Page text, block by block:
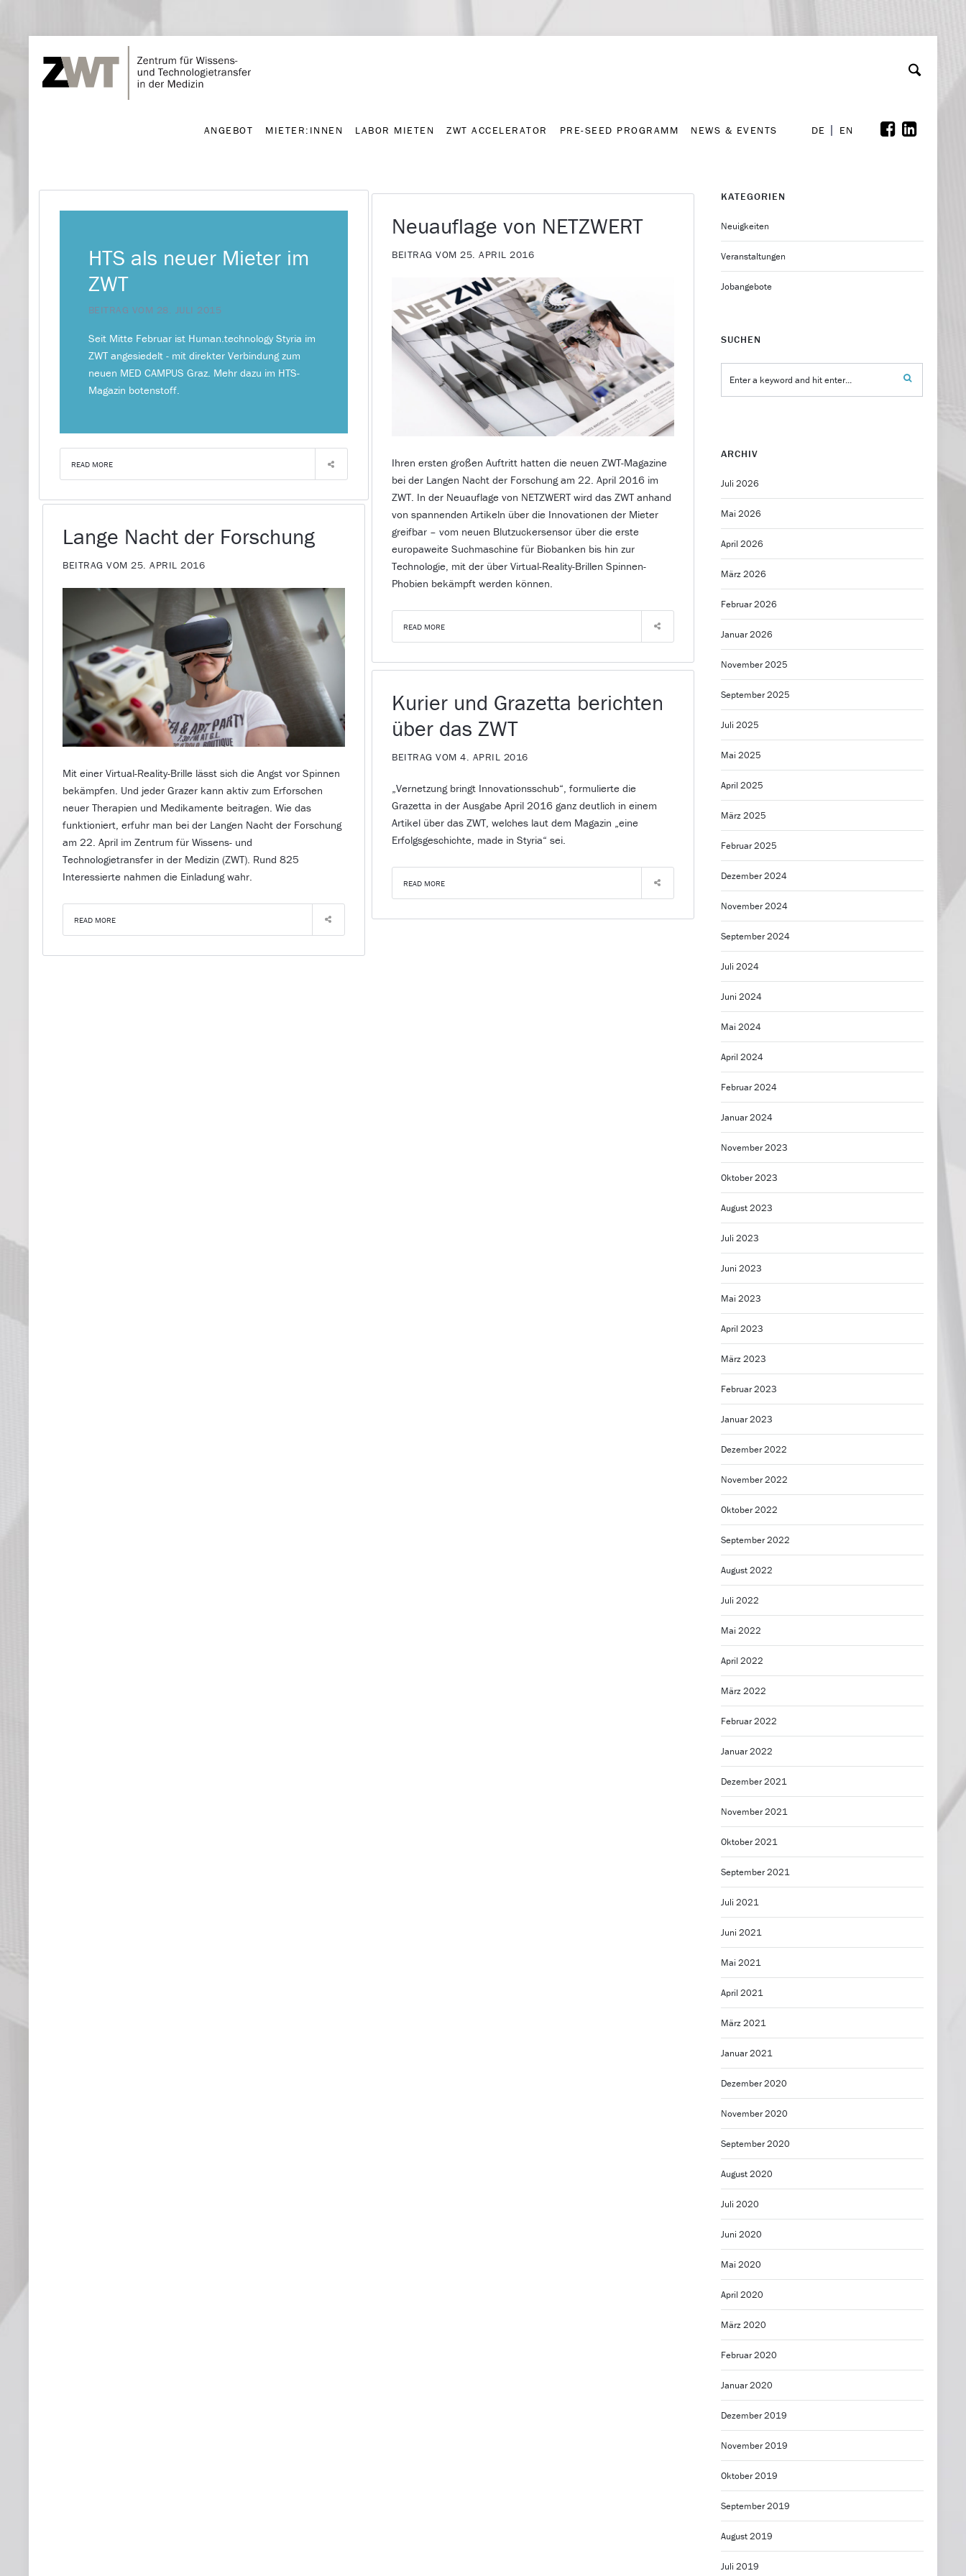
ANGEBOT
ANGEBOT MIETER:INNEN LABOR MIETEN ZWT ACCELERATOR PRE-SEED PROGRAMM NEWS & EVENTS DE EN
HTS als neuer Mieter im
ZWT
BEITRAG VOM 28. JULI 2015
Seit Mitte Februar ist Human.technology Styria im
ZWT angesiedelt - mit direkter Verbindung zum
neuen MED CAMPUS Graz. Mehr dazu im HTS-
Magazin botenstoff.
READ MORE
Neuauflage von NETZWERT
BEITRAG VOM 25. APRIL 2016
Ihren ersten großen Auftritt hatten die neuen ZWT-Magazine
bei der Langen Nacht der Forschung am 22. April 2016 im
ZWT. In der Neuauflage von NETZWERT wird das ZWT anhand
von spannenden Artikeln über die Innovationen der Mieter
greifbar – vom neuen Blutzuckersensor über die erste
europaweite Suchmaschine für Biobanken bis hin zur
Technologie, mit der über Virtual-Reality-Brillen Spinnen-
Phobien bekämpft werden können.
READ MORE
Lange Nacht der Forschung
BEITRAG VOM 25. APRIL 2016
Mit einer Virtual-Reality-Brille lässt sich die Angst vor Spinnen
bekämpfen. Und jeder Grazer kann aktiv zum Erforschen
neuer Therapien und Medikamente beitragen. Wie das
funktioniert, erfuhr man bei der Langen Nacht der Forschung
am 22. April im Zentrum für Wissens- und
Technologietransfer in der Medizin (ZWT). Rund 825
Interessierte nahmen die Einladung wahr.
READ MORE
Kurier und Grazetta berichten
über das ZWT
BEITRAG VOM 4. APRIL 2016
„Vernetzung bringt Innovationsschub“, formulierte die
Grazetta in der Ausgabe April 2016 ganz deutlich in einem
Artikel über das ZWT, welches laut dem Magazin „eine
Erfolgsgeschichte, made in Styria“ sei.
READ MORE
KATEGORIEN
Neuigkeiten
Veranstaltungen
Jobangebote
SUCHEN
ARCHIV
Juli 2026
Mai 2026
April 2026
März 2026
Februar 2026
Januar 2026
November 2025
September 2025
Juli 2025
Mai 2025
April 2025
März 2025
Februar 2025
Dezember 2024
November 2024
September 2024
Juli 2024
Juni 2024
Mai 2024
April 2024
Februar 2024
Januar 2024
November 2023
Oktober 2023
August 2023
Juli 2023
Juni 2023
Mai 2023
April 2023
März 2023
Februar 2023
Januar 2023
Dezember 2022
November 2022
Oktober 2022
September 2022
August 2022
Juli 2022
Mai 2022
April 2022
März 2022
Februar 2022
Januar 2022
Dezember 2021
November 2021
Oktober 2021
September 2021
Juli 2021
Juni 2021
Mai 2021
April 2021
März 2021
Januar 2021
Dezember 2020
November 2020
September 2020
August 2020
Juli 2020
Juni 2020
Mai 2020
April 2020
März 2020
Februar 2020
Januar 2020
Dezember 2019
November 2019
Oktober 2019
September 2019
August 2019
Juli 2019